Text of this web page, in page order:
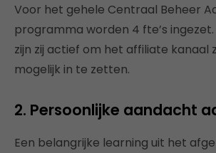
Voor het gehele Centraal Beheer
programma worden 4 fte’s ingezet.
zijn zij actief om het affiliate kanaal
mogelijk in te zetten.
2. Persoonlijke aandacht
Een belangrijke learning uit het